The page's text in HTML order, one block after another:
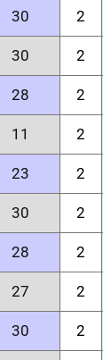
30 2
30 2
28 2
11 2
23 2
30 2
28 2
27 2
30 2